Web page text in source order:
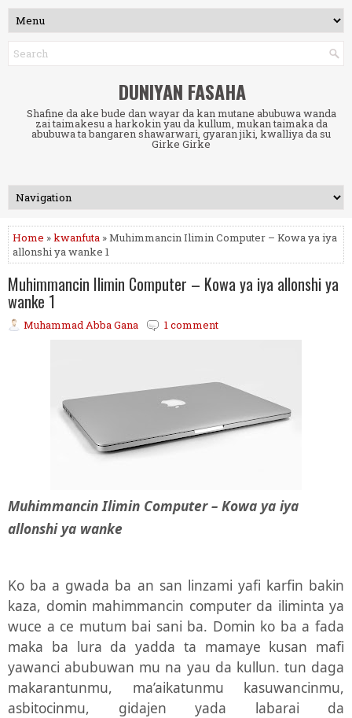
DUNIYAN FASAHA
Shafine da ake bude dan wayar da kan mutane abubuwa wanda
zai taimakesu a harkokin yau da kullum, mukan taimaka da
abubuwa ta bangaren shawarwari, gyaran jiki, kwalliya da su
Girke Girke
Home »kwanfuta » Muhimmancin Ilimin Computer – Kowa ya iya
allonshi ya wanke 1
Muhimmancin Ilimin Computer – Kowa ya iya allonshi ya
wanke 1
Muhammad Abba Gana 1 comment
Muhimmancin Ilimin Computer – Kowa ya iya
allonshi ya wanke
Ko ba a gwada ba an san linzami yafi karfin bakin
kaza, domin mahimmancin computer da iliminta ya
wuce a ce mutum bai sani ba. Domin ko ba a fada
maka ba lura da yadda ta mamaye kusan mafi
yawanci abubuwan mu na yau da kullun. tun daga
makarantunmu, ma’aikatunmu kasuwancinmu,
asbitocinmu, gidajen yada labarai da